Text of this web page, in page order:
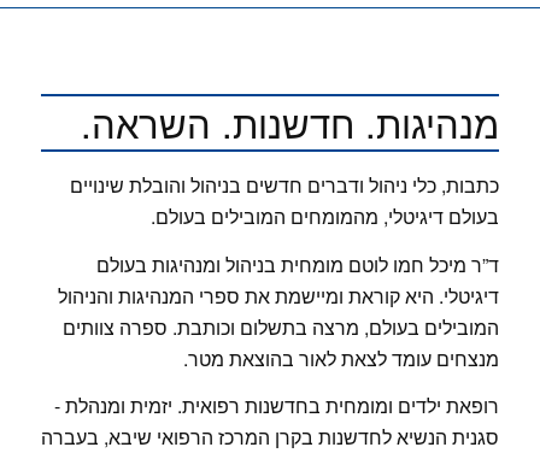
מנהיגות. חדשנות. השראה.
כתבות, כלי ניהול ודברים חדשים בניהול והובלת שינויים
בעולם דיגיטלי, מהמומחים המובילים בעולם.
ד”ר מיכל חמו לוטם מומחית בניהול ומנהיגות בעולם
דיגיטלי. היא קוראת ומיישמת את ספרי המנהיגות והניהול
המובילים בעולם, מרצה בתשלום וכותבת. ספרה צוותים
מנצחים עומד לצאת לאור בהוצאת מטר.
רופאת ילדים ומומחית בחדשנות רפואית. יזמית ומנהלת -
סגנית הנשיא לחדשנות בקרן המרכז הרפואי שיבא, בעברה